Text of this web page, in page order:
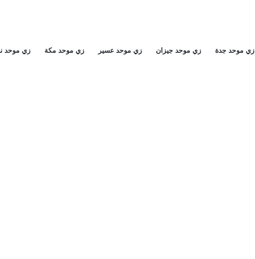
زي موحد جدة زي موحد جيزان زي موحد عسير زي موحد مكة زي موحد